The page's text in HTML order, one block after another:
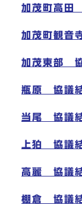
加茂町高
加茂町観
加茂東部
瓶原 協議
当尾 協議
上狛 協議
高麗 協議
棚倉 協議